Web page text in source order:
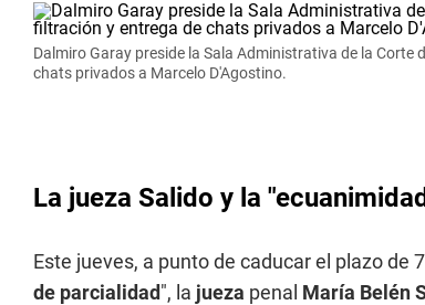
Dalmiro Garay preside la Sala Administrativa de la
chats privados a Marcelo D'Agostino.
La jueza Salido y la
Este jueves, a punto de caducar el plazo de
de parcialidad", la jueza penal María Belén